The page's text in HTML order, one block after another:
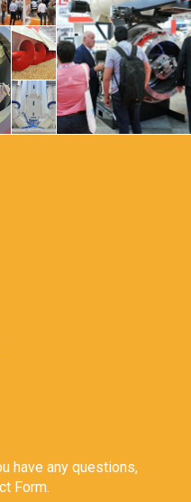
have any questions,
Form.